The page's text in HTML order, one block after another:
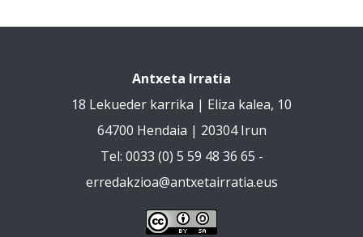
Antxeta Irratia
18 Lekueder karrika | Eliza kalea, 10
64700 Hendaia | 20304 Irun
Tel: 0033 (0) 5 59 48 36 65 -
erredakzioa@antxetairratia.eus